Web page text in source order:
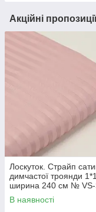
Акційні
Лоскуток. Страйп
димчастої троянди
ширина 240 см № VS-
2013, 44*110 см
В наявності